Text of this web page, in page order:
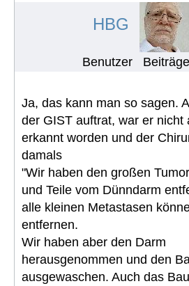
HBG
Benutzer
Ja, das kann man so sagen.
der GIST auftrat, war er nicht
erkannt worden und der
damals
"Wir haben den großen
und Teile vom Dünndarm
alle kleinen Metastasen
entfernen.
Wir haben aber den Darm
herausgenommen und den
ausgewaschen. Auch das